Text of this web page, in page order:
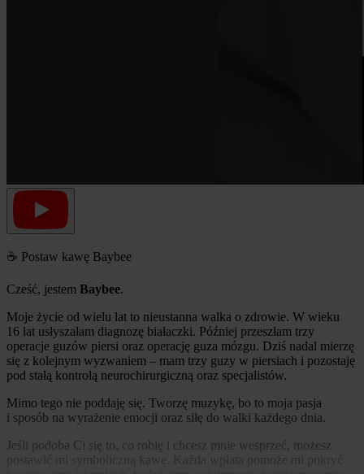
☕ Postaw kawę Baybee
Cześć, jestem Baybee.
Moje życie od wielu lat to nieustanna walka o zdrowie. W wieku
16 lat usłyszałam diagnozę białaczki. Później przeszłam trzy
operacje guzów piersi oraz operację guza mózgu. Dziś nadal mierzę
się z kolejnym wyzwaniem – mam trzy guzy w piersiach i pozostaję
pod stałą kontrolą neurochirurgiczną oraz specjalistów.
Mimo tego nie poddaję się. Tworzę muzykę, bo to moja pasja
i sposób na wyrażenie emocji oraz siłę do walki każdego dnia.
Jeśli podoba Ci się to, co robię i chcesz mnie wesprzeć, możesz